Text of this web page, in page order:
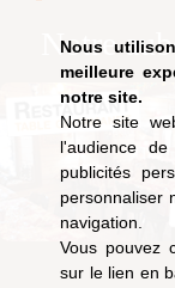
Nous
meilleure
notre site.
Notre site
l'audience
publicités
personnaliser
navigation.
Vous pouvez
sur le lien en
Notre